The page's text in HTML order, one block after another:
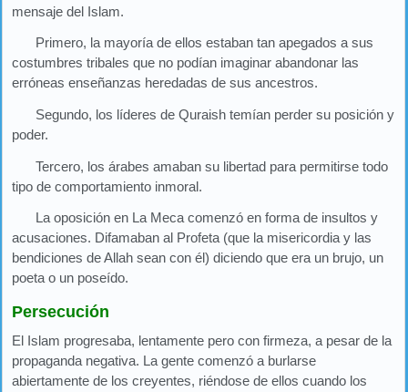
mensaje del Islam.
Primero, la mayoría de ellos estaban tan apegados a sus
costumbres tribales que no podían imaginar abandonar las
erróneas enseñanzas heredadas de sus ancestros.
Segundo, los líderes de Quraish temían perder su posición y
poder.
Tercero, los árabes amaban su libertad para permitirse todo
tipo de comportamiento inmoral.
La oposición en La Meca comenzó en forma de insultos y
acusaciones. Difamaban al Profeta (que la misericordia y las
bendiciones de Allah sean con él) diciendo que era un brujo, un
poeta o un poseído.
Persecución
El Islam progresaba, lentamente pero con firmeza, a pesar de la
propaganda negativa. La gente comenzó a burlarse
abiertamente de los creyentes, riéndose de ellos cuando los